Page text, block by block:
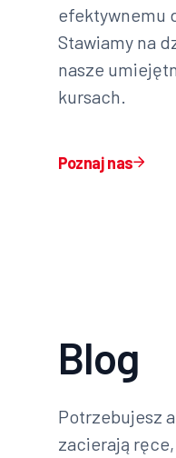
efektywnemu
Stawiamy na
nasze
kursach.
Poznaj nas
Blog
Potrzebujesz
zacierają